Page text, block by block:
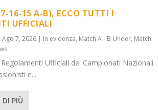
16-15 A-B), ECCO TUTTI I
UFFICIALI
Ago 7, 2026| In evidenza, Match A - B Under, Match
Regolamenti Ufficiali dei Campionati Nazionali
e...
DI PIÙ